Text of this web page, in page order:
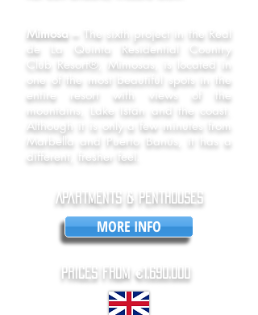
Mimosa –
The sixth project in the Real
de La Quinta Residential Country
Club Resort®, Mimosas, is located in
one of the most beautiful spots in the
entire resort with views of the
mountains, Lake Istán and the coast.
Although it is only a few minutes from
Marbella and Puerto Banús, it has a
different, fresher feel.
Apartments & penthouses
MORE INFO
prices from €1.690.000